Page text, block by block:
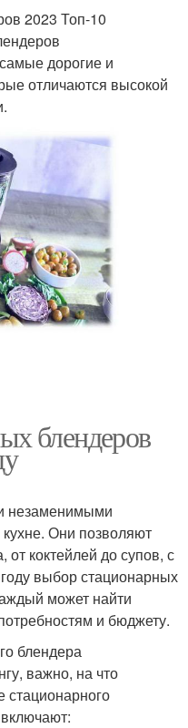
2023 Топ-10
дорогие и
отличаются высокой
блендеров
незаменимыми
Они позволяют
от коктейлей до супов, с
выбор стационарных
может найти
и бюджету.
блендера
важно, на что
стационарного